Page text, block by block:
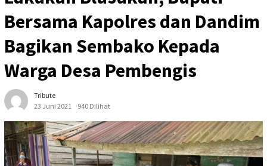
Bersama Kapolres dan Dandim
Bagikan Sembako Kepada
Warga Desa Pembengis
Tribute
23 Juni 2021
940 Dilihat